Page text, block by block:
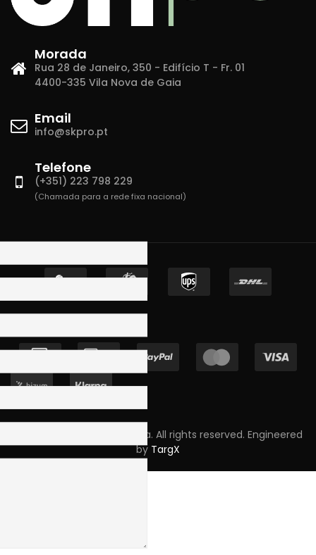
Morada
Rua 28 de Janeiro, 350 - Edifício T - Fr. 01
4400-335 Vila Nova de Gaia
Email
info@skpro.pt
Telefone
(+351) 223 798 229
(Chamada para a rede fixa nacional)
Copyright © 2023 Skpro, Lda. All rights reserved. Engineered
by TargX